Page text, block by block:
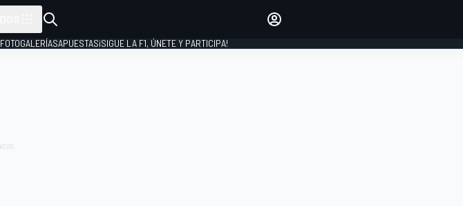
FOTOGALERÍASAPUESTAS¡SIGUE LA F1, ÚNETE Y PARTICIPA!